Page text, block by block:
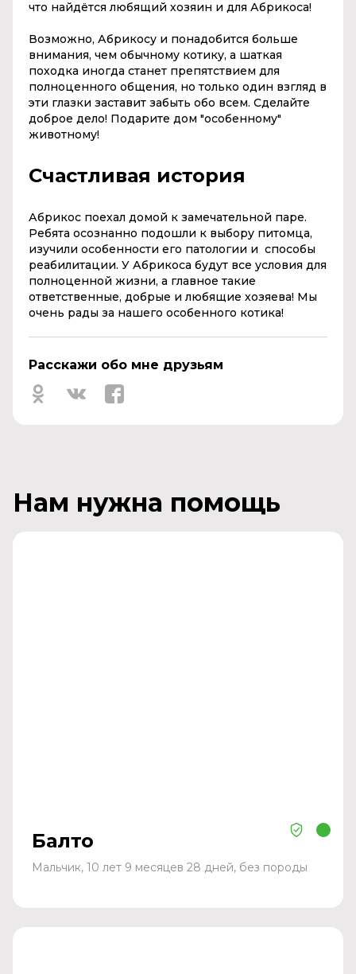
что найдётся любящий хозяин и для Абрикоса!
Возможно, Абрикосу и понадобится больше
внимания, чем обычному котику, а шаткая
походка иногда станет препятствием для
полноценного общения, но только один взгляд в
эти глазки заставит забыть обо всем. Сделайте
доброе дело! Подарите дом "особенному"
животному!
Счастливая история
Абрикос поехал домой к замечательной паре.
Ребята осознанно подошли к выбору питомца,
изучили особенности его патологии и способы
реабилитации. У Абрикоса будут все условия для
полноценной жизни, а главное такие
ответственные, добрые и любящие хозяева! Мы
очень рады за нашего особенного котика!
Расскажи обо мне друзьям
Нам нужна помощь
Балто
Мальчик, 10 лет 9 месяцев 28 дней, без породы